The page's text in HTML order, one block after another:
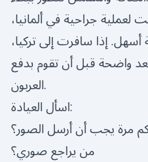
لعملية جراحية في ألمانيا،
إذا سافرت إلى تركيا،
واضحة قبل أن تقوم بدفع
العربون.
اسأل العيادة:
مرة يجب أن أرسل الصور؟
من يراجع صوري؟